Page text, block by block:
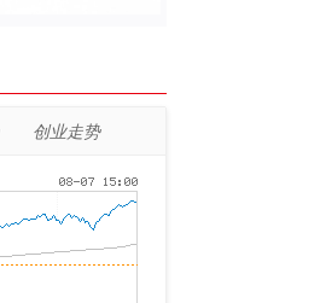
创业走势